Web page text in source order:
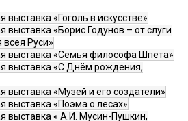
выставка «Гоголь в искусстве»
выставка «Борис Годунов – от слуги
всея Руси»
выставка «Семья философа Шпета»
выставка «С Днём рождения,
выставка «Музей и его создатели»
выставка «Поэма о лесах»
выставка « А.И. Мусин-Пушкин,